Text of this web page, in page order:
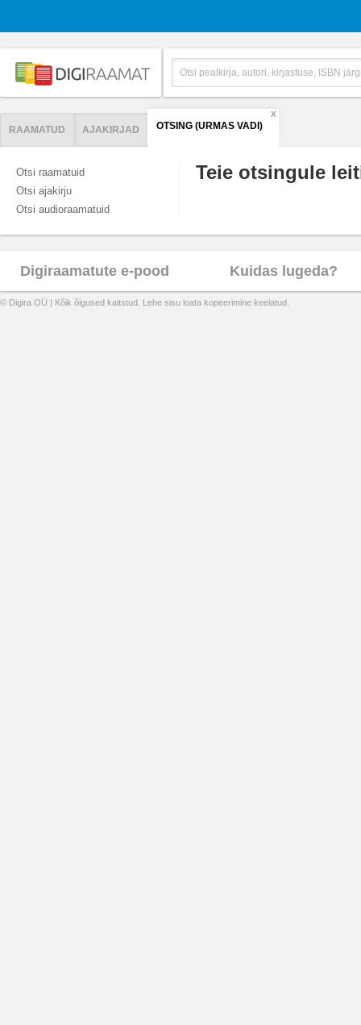
RAAMATUD AJAKIRJAD OTSING (URMAS VADI)
X
Otsi raamatuid
Otsi ajakirju
Otsi audioraamatuid
Teie otsingule
Digiraamatute e-pood Kuidas lugeda?
© Digira OÜ | Kõik õigused kaitstud. Lehe sisu loata kopeerimine keelatud.